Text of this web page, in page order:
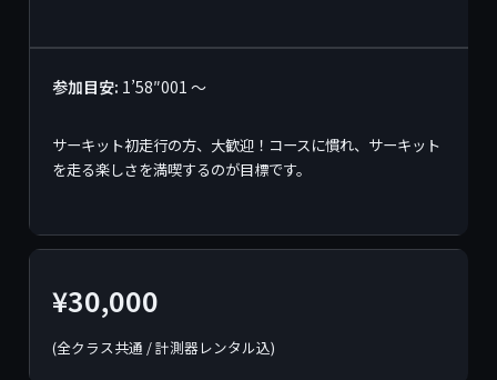
参加目安: 1’58″001 〜
サーキット初走行の方、大歓迎！コースに慣れ、サーキット
を走る楽しさを満喫するのが目標です。
¥30,000
(全クラス共通 / 計測器レンタル込)